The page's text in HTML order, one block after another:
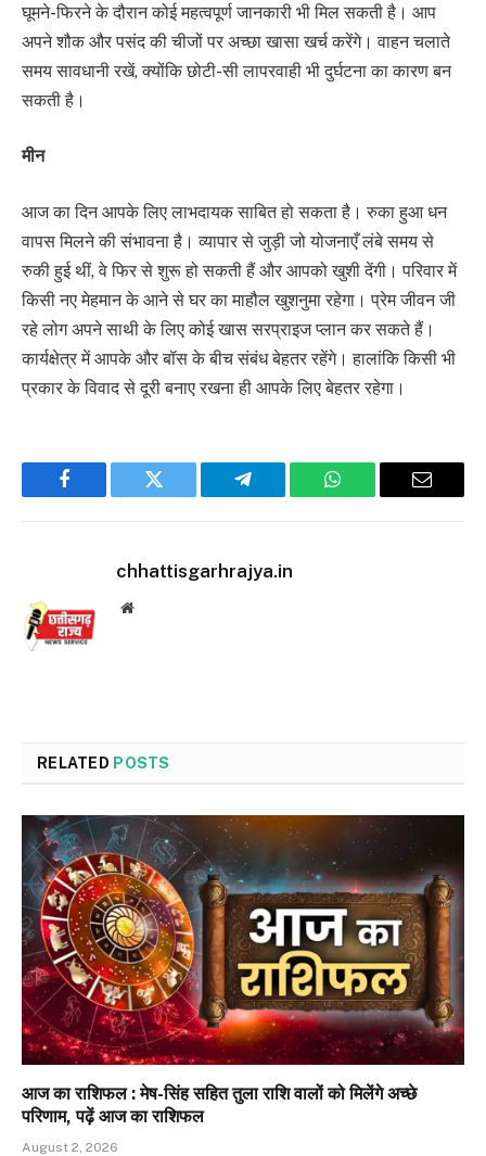
घूमने-फिरने के दौरान कोई महत्वपूर्ण जानकारी भी मिल सकती है। आप
अपने शौक और पसंद की चीजों पर अच्छा खासा खर्च करेंगे। वाहन चलाते
समय सावधानी रखें, क्योंकि छोटी-सी लापरवाही भी दुर्घटना का कारण बन
सकती है।
मीन
आज का दिन आपके लिए लाभदायक साबित हो सकता है। रुका हुआ धन
वापस मिलने की संभावना है। व्यापार से जुड़ी जो योजनाएँ लंबे समय से
रुकी हुई थीं, वे फिर से शुरू हो सकती हैं और आपको खुशी देंगी। परिवार में
किसी नए मेहमान के आने से घर का माहौल खुशनुमा रहेगा। प्रेम जीवन जी
रहे लोग अपने साथी के लिए कोई खास सरप्राइज प्लान कर सकते हैं।
कार्यक्षेत्र में आपके और बॉस के बीच संबंध बेहतर रहेंगे। हालांकि किसी भी
प्रकार के विवाद से दूरी बनाए रखना ही आपके लिए बेहतर रहेगा।
Facebook Twitter Telegram WhatsApp Email
chhattisgarhrajya.in
Website
RELATED POSTS
आज का राशिफल : मेष-सिंह सहित तुला राशि वालों को मिलेंगे अच्छे
परिणाम, पढ़ें आज का राशिफल
August 2, 2026